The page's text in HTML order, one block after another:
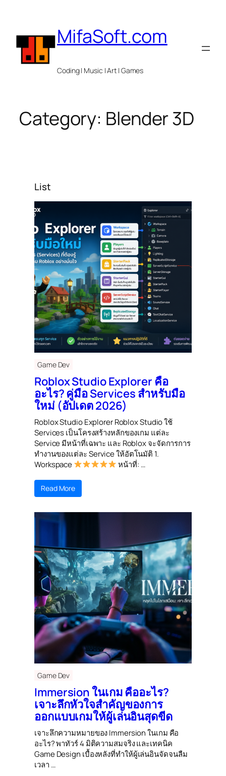
content
MifaSoft.com
Coding | Music | Art | Games
Category: Blender 3D
List
Game Dev
Roblox Studio Explorer คือ
อะไร? คู่มือ Services สำหรับมือ
ใหม่ (อัปเดต 2026)
Roblox Studio Explorer Roblox Studio ใช้
Services เป็นโครงสร้างหลักของเกม แต่ละ
Service มีหน้าที่เฉพาะ และ Roblox จะจัดการการ
ทำงานของแต่ละ Service ให้อัตโนมัติ 1.
Workspace
หน้าที่: …
Read More
Game Dev
Immersion ในเกม คืออะไร?
เจาะลึกหัวใจสำคัญของการ
ออกแบบเกมให้ผู้เล่นอินสุดขีด
เจาะลึกความหมายของ Immersion ในเกม คือ
อะไร? พาทัวร์ 4 มิติความสมจริง และเทคนิค
Game Design เบื้องหลังที่ทำให้ผู้เล่นอินจัดจนลืม
เวลา …